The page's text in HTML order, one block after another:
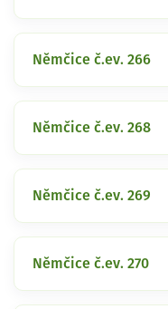
Němčice č.ev. 266
Němčice č.ev. 268
Němčice č.ev. 269
Němčice č.ev. 270